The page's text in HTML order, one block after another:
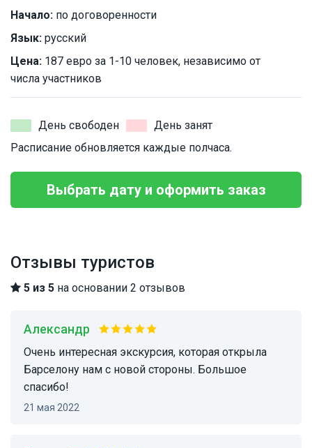
Начало: по договоренности
Язык: русский
Цена: 187 евро за 1-10 человек, независимо от
числа участников
День свободен
День занят
Расписание обновляется каждые полчаса.
Выбрать дату и оформить заказ
Отзывы туристов
5 из 5 на основании 2 отзывов
Александр
Очень интересная экскурсия, которая открыла
Барселону нам с новой стороны. Большое
спасибо!
21 мая 2022